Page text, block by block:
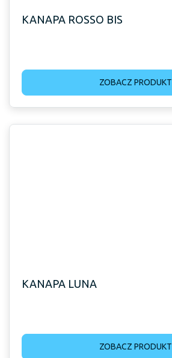
KANAPA ROSSO BIS
ZOBACZ PRODUKT
KANAPA LUNA
ZOBACZ PRODUKT